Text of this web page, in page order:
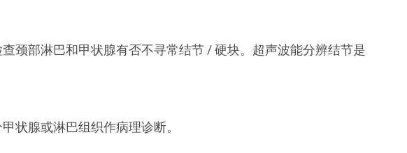
颈部淋巴和甲状腺有否不寻常结节 / 硬块。超声波能分辨结节是
状腺或淋巴组织作病理诊断。